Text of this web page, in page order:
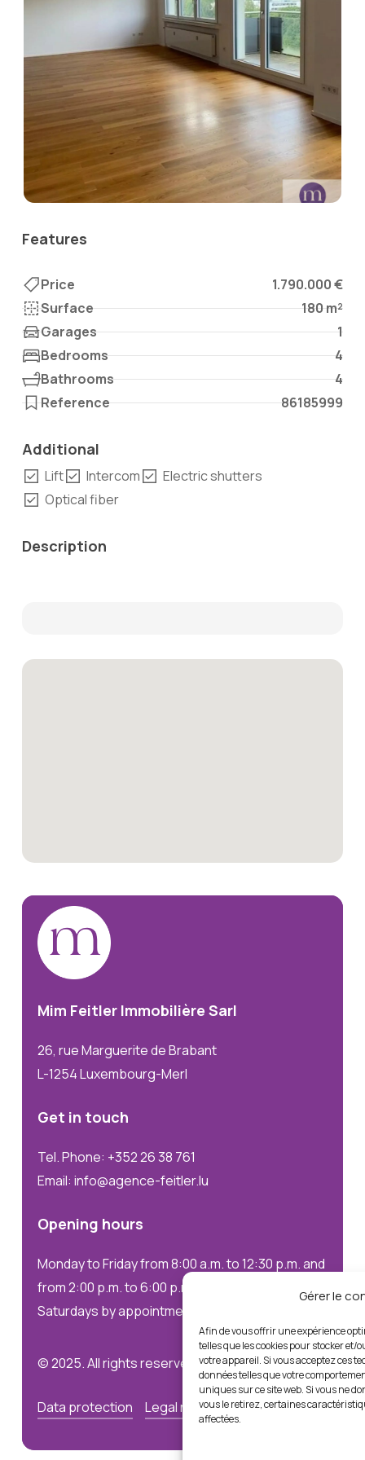
Gérer le
Afin de vous offrir une expérience
telles que les cookies pour stocker
votre appareil. Si vous acceptez ces
données telles que votre
uniques sur ce site web. Si vous ne
vous le retirez, certaines
affectées.
Features
Price
1.790.000 €
Surface
180 m²
Garages
1
Bedrooms
4
Bathrooms
4
Reference
86185999
Additional
Lift Intercom
Electric shutters
Optical fiber
Description
Mim Feitler Immobilière Sarl
26, rue Marguerite de Brabant
L-1254 Luxembourg-Merl
Get in touch
Tel. Phone: +352 26 38 761
Email: info@agence-feitler.lu
Opening hours
Monday to Friday from 8:00 a.m. to 12:30 p.m. and
from 2:00 p.m. to 6:00 p.m.
Saturdays by appointment only
© 2025. All rights reserved
Data protection Legal notices